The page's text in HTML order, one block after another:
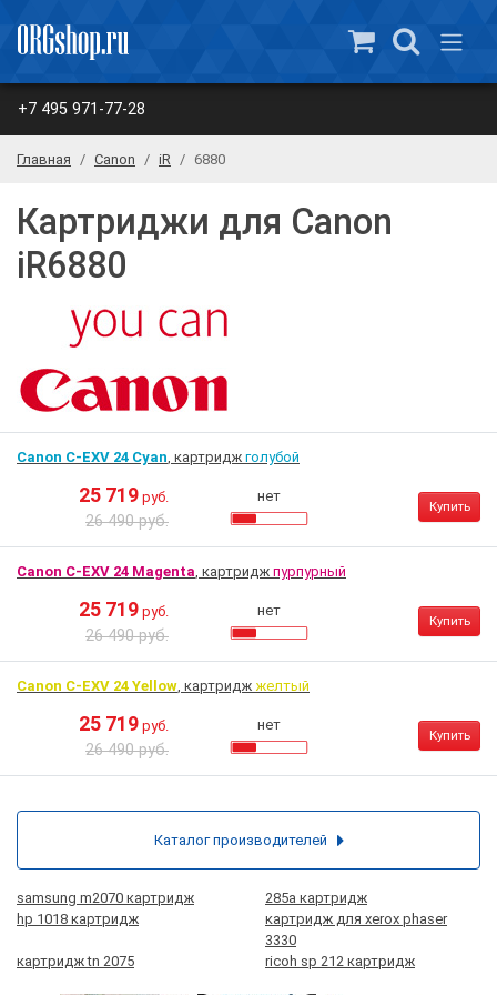
+7 495 971-77-28
Главная Canon iR 6880
Картриджи для Canon
iR6880
Canon C-EXV 24 Cyan, картридж голубой
25 719 руб.
26 490 руб.
нет
Купить
Canon C-EXV 24 Magenta, картридж пурпурный
25 719 руб.
26 490 руб.
нет
Купить
Canon C-EXV 24 Yellow, картридж желтый
25 719 руб.
26 490 руб.
нет
Купить
samsung m2070 картридж
285а картридж
hp 1018 картридж
картридж для xerox phaser
3330
картридж tn 2075
ricoh sp 212 картридж